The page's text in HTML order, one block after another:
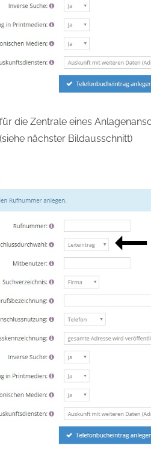
die Zentrale eines
nächster Bildausschnitt)